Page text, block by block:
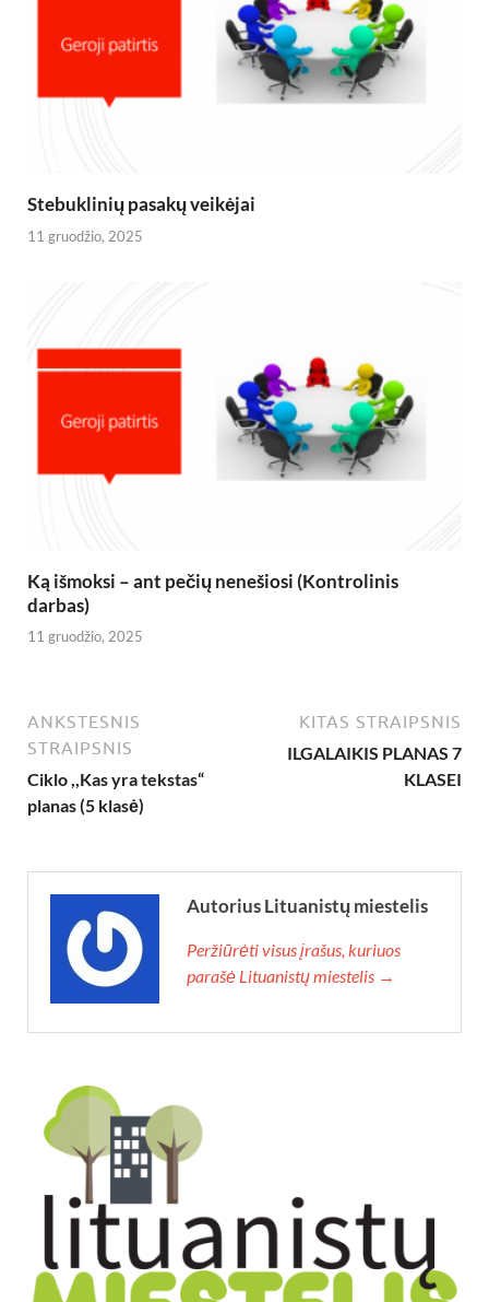
Stebuklinių pasakų veikėjai
11 gruodžio, 2025
Ką išmoksi – ant pečių nenešiosi (Kontrolinis
darbas)
11 gruodžio, 2025
ANKSTESNIS
STRAIPSNIS
Ciklo ,,Kas yra tekstas“
planas (5 klasė)
KITAS STRAIPSNIS
ILGALAIKIS PLANAS 7
KLASEI
Autorius Lituanistų miestelis
Peržiūrėti visus įrašus, kuriuos
parašė Lituanistų miestelis →